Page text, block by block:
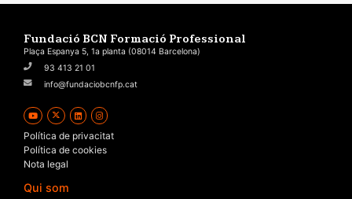
Fundació BCN Formació Professional
Plaça Espanya 5, 1a planta (08014 Barcelona)
93 413 21 01
info@fundaciobcnfp.cat
Política de privacitat
Política de cookies
Nota legal
Qui som